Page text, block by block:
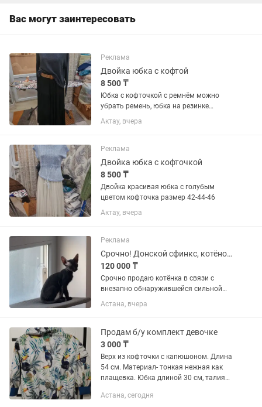
Вас могут заинтересовать
Реклама
Двойка юбка с кофтой
8 500 ₸
Юбка с кофточкой с ремнём можно
убрать ремень, юбка на резинке
размер стандарт есть два цвета
Актау, вчера
Реклама
Двойка юбка с кофточкой
8 500 ₸
Двойка красивая юбка с голубым
цветом кофточка размер 42-44-46
Актау, вчера
Реклама
Срочно! Донской сфинкс, котёнок, девочка.
120 000 ₸
Срочно продаю котёнка в связи с
внезапно обнаружившейся сильной
аллергией на кошек( Мне очень жалко
с ней расставаться, потому что это
замечательная кошечка. Очень...
Астана, вчера
Продам б/у комплект девочке
3 000 ₸
Верх из кофточки с капюшоном. Длина
54 см. Материал- тонкая нежная как
плащевка. Юбка длиной 30 см, талия
подъюбник придает красивый объем.
Астана, сегодня